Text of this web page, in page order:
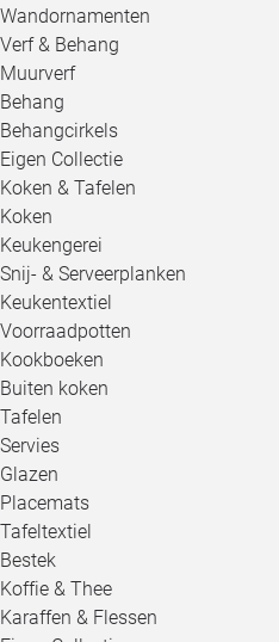
Wandornamenten
Verf & Behang
Muurverf
Behang
Behangcirkels
Eigen Collectie
Koken & Tafelen
Koken
Keukengerei
Snij- & Serveerplanken
Keukentextiel
Voorraadpotten
Kookboeken
Buiten koken
Tafelen
Servies
Glazen
Placemats
Tafeltextiel
Bestek
Koffie & Thee
Karaffen & Flessen